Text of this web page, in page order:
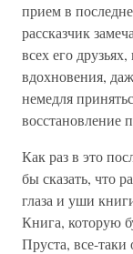
прием в
рассказчик
всех его
вдохновения,
немедля
восстановление
Как раз в это
бы сказать, что
глаза и уши
Книга, которую
Пруста, все-таки